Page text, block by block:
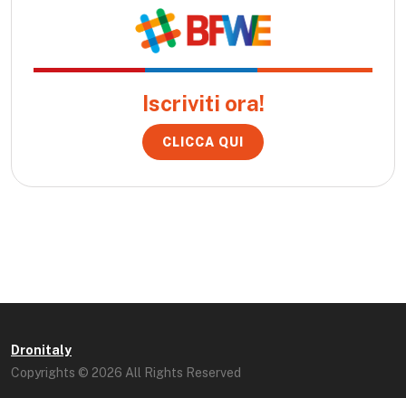
Iscriviti ora!
CLICCA QUI
Dronitaly
Copyrights © 2026 All Rights Reserved